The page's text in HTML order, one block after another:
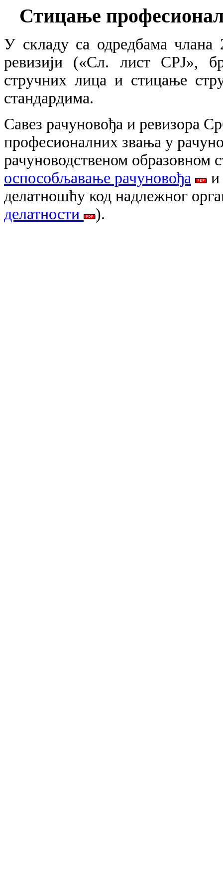
Стицање
У складу са одредбама члана
ревизији («Сл. лист СРЈ»,
стручних лица и стицање
стандардима.
Савез рачуновођа и ревизора
професионалних звања у
рачуноводственом образовном
оспособљавање рачуновођа
и
делатношћу код надлежног
делатности
).